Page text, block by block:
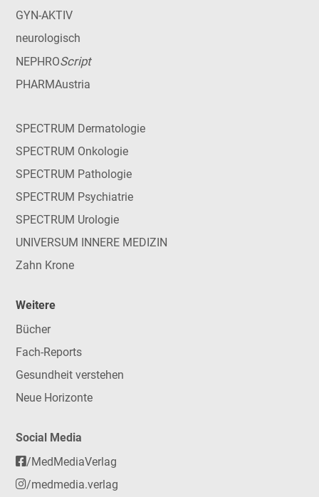
GYN-AKTIV
neurologisch
NEPHROScript
PHARMAustria
SPECTRUM Dermatologie
SPECTRUM Onkologie
SPECTRUM Pathologie
SPECTRUM Psychiatrie
SPECTRUM Urologie
UNIVERSUM INNERE MEDIZIN
Zahn Krone
Weitere
Bücher
Fach-Reports
Gesundheit verstehen
Neue Horizonte
Social Media
/MedMediaVerlag
/medmedia.verlag